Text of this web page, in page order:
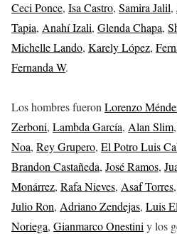
Ceci Ponce, Isa Castro, Samira Jalil,
Tapia, Anahí Izali, Glenda Chapa,
Michelle Lando, Karely López,
Fernanda W.
Los hombres fueron Lorenzo
Zerboni, Lambda García, Alan Slim,
Noa, Rey Grupero, El Potro Luis
Brandon Castañeda, José Ramos,
Monárrez, Rafa Nieves, Asaf Torres,
Julio Ron, Adriano Zendejas, Luis
Noriega, Gianmarco Onestini y los